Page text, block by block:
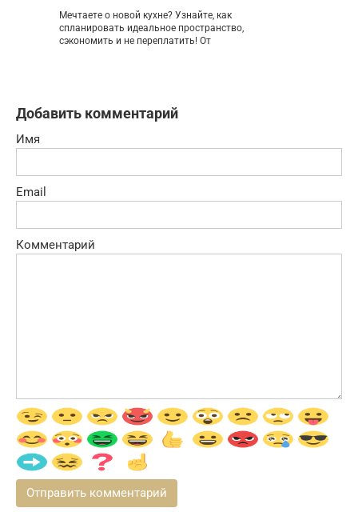
Мечтаете о новой кухне? Узнайте, как
спланировать идеальное пространство,
сэкономить и не переплатить! От
Добавить комментарий
Имя
Email
Комментарий